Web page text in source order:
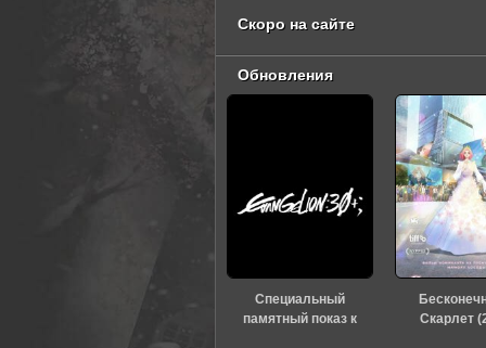
Скоро на сайте
Обновления
Специальный
памятный показ к
Скарлет